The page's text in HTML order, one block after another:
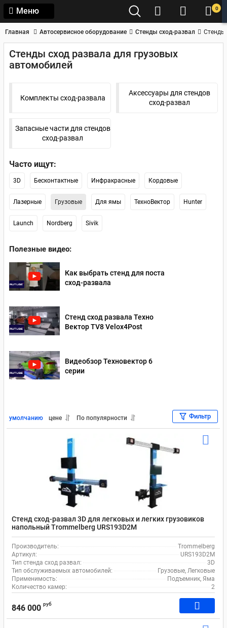
Меню 0
Главная Автосервисное оборудование Стенды сход-развал Стенды
Стенды сход развала для грузовых
автомобилей
Комплекты сход-развала
Аксессуары для стендов
сход-развал
Запасные части для стендов
сход-развал
Часто ищут:
3D Бесконтактные Инфракрасные Кордовые
Лазерные Грузовые Для ямы ТехноВектор Hunter
Launch Nordberg Sivik
Полезные видео:
Как выбрать стенд для поста
сход-развала
Стенд сход развала Техно
Вектор TV8 Velox4Post
Видеобзор Техновектор 6
серии
умолчанию цене По популярности Фильтр
Стенд сход-развал 3D для легковых и легких грузовиков
напольный Trommelberg URS193D2M
Производитель:
Trommelberg
Артикул:
URS193D2M
Тип стенда сход развал:
3D
Тип обслуживаемых автомобилей:
Грузовые, Легковые
Применимость:
Подъемник, Яма
Количество камер:
2
846 000 руб